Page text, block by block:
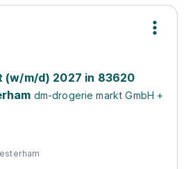
(w/m/d) 2027 in 83620
dm-drogerie markt GmbH +